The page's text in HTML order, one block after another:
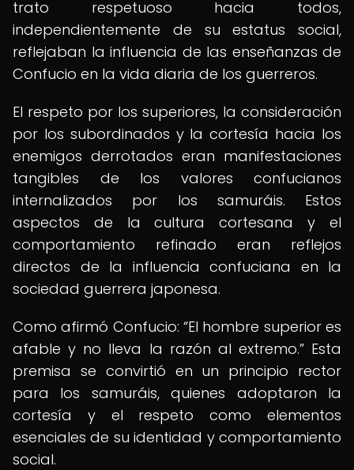
trato respetuoso hacia todos,
independientemente de su estatus social,
reflejaban la influencia de las enseñanzas de
Confucio en la vida diaria de los guerreros.
El respeto por los superiores, la consideración
por los subordinados y la cortesía hacia los
enemigos derrotados eran manifestaciones
tangibles de los valores confucianos
internalizados por los samuráis. Estos
aspectos de la cultura cortesana y el
comportamiento refinado eran reflejos
directos de la influencia confuciana en la
sociedad guerrera japonesa.
Como afirmó Confucio: El hombre superior es
afable y no lleva la razón al extremo. Esta
premisa se convirtió en un principio rector
para los samuráis, quienes adoptaron la
cortesía y el respeto como elementos
esenciales de su identidad y comportamiento
social.